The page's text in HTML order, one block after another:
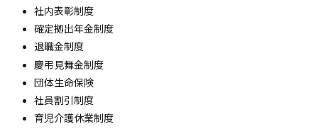
社内表彰制度
確定拠出年金制度
退職金制度
慶弔見舞金制度
団体生命保険
社員割引制度
育児介護休業制度